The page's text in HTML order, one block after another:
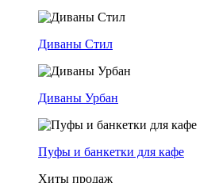
Диваны Стил
Диваны Урбан
Пуфы и банкетки для кафе
Хиты продаж